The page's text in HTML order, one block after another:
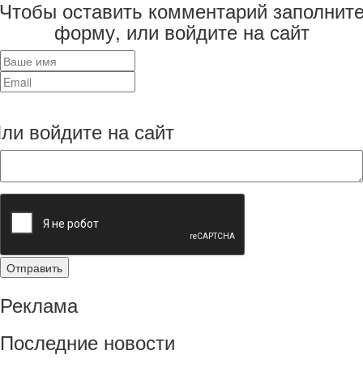
оставить комментарий
форму, или войдите на сайт
войдите на сайт
Реклама
Последние новости